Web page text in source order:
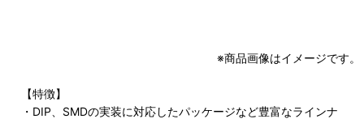
※商品画像はイメージです。
【特徴】
・DIP、SMDの実装に対応したパッケージなど豊富なラインナ